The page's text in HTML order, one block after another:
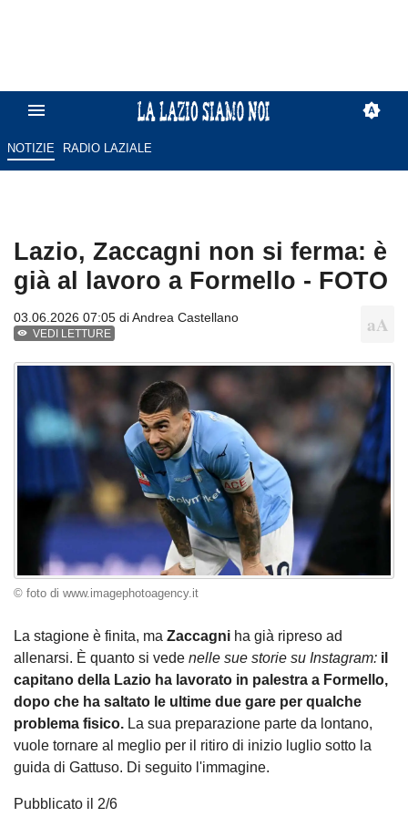
NOTIZIE RADIO LAZIALE
Lazio, Zaccagni non si ferma: è
già al lavoro a Formello - FOTO
03.06.2026 07:05 diAndrea Castellano
VEDI LETTURE
© foto di www.imagephotoagency.it
La stagione è finita, ma Zaccagni ha già ripreso ad
allenarsi. È quanto si vede nelle sue storie su Instagram: il
capitano della Lazio ha lavorato in palestra a Formello,
dopo che ha saltato le ultime due gare per qualche
problema fisico. La sua preparazione parte da lontano,
vuole tornare al meglio per il ritiro di inizio luglio sotto la
guida di Gattuso. Di seguito l'immagine.
Pubblicato il 2/6